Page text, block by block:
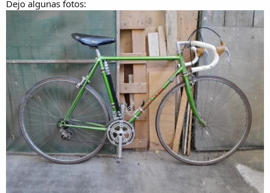
Dejo algunas fotos: